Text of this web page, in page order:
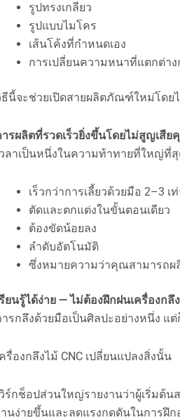
รูปทรงเกลียว
รูปแบบไมโคร
เส้นโค้งที่กำหนดเอง
การเปลี่ยนความหนาที่แตกต่า
นี้จะช่วยเปิดสายผลิตภัณฑ์ใหม่โดย
ารผลิตที่รวดเร็วยิ่งขึ้นโดยไม่สูญเสี
วลาเป็นหนึ่งในความท้าทายที่ใหญ่ที่
เร็วกว่าการเลี้ยวด้วยมือ 2–3 เ
ตัดและตกแต่งในขั้นตอนเดียว
ต้องขัดน้อยลง
ลำดับอัตโนมัติ
ซึ่งหมายความว่าคุณสามารถผ
รียนรู้ได้ง่าย — ไม่ต้องฝึกฝนเครื่องกลึ
ารกลึงด้วยมือเป็นศิลปะอย่างหนึ่ง แ
รื่องกลึงไม้ CNC เปลี่ยนแปลงสิ่งนั้น
วิร์กช็อปส่วนใหญ่รายงานว่าผู้เริ่มต้น
านง่ายขึ้นและลดแรงกดดันในการฝึก